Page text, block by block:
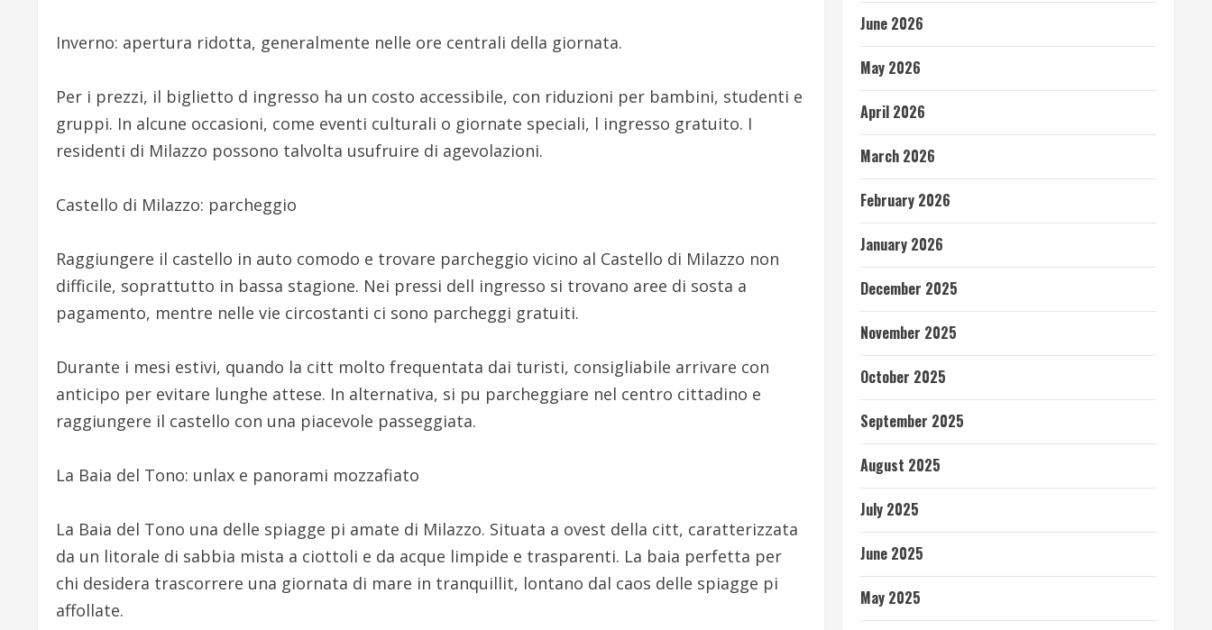
Inverno: apertura ridotta, generalmente nelle ore centrali della giornata.
Per i prezzi, il biglietto d ingresso ha un costo accessibile, con riduzioni per bambini, studenti e
gruppi. In alcune occasioni, come eventi culturali o giornate speciali, l ingresso gratuito. I
residenti di Milazzo possono talvolta usufruire di agevolazioni.
Castello di Milazzo: parcheggio
Raggiungere il castello in auto comodo e trovare parcheggio vicino al Castello di Milazzo non
difficile, soprattutto in bassa stagione. Nei pressi dell ingresso si trovano aree di sosta a
pagamento, mentre nelle vie circostanti ci sono parcheggi gratuiti.
Durante i mesi estivi, quando la citt molto frequentata dai turisti, consigliabile arrivare con
anticipo per evitare lunghe attese. In alternativa, si pu parcheggiare nel centro cittadino e
raggiungere il castello con una piacevole passeggiata.
La Baia del Tono: unlax e panorami mozzafiato
La Baia del Tono una delle spiagge pi amate di Milazzo. Situata a ovest della citt, caratterizzata
da un litorale di sabbia mista a ciottoli e da acque limpide e trasparenti. La baia perfetta per
chi desidera trascorrere una giornata di mare in tranquillit, lontano dal caos delle spiagge pi
affollate.
June 2026
May 2026
April 2026
March 2026
February 2026
January 2026
December 2025
November 2025
October 2025
September 2025
August 2025
July 2025
June 2025
May 2025